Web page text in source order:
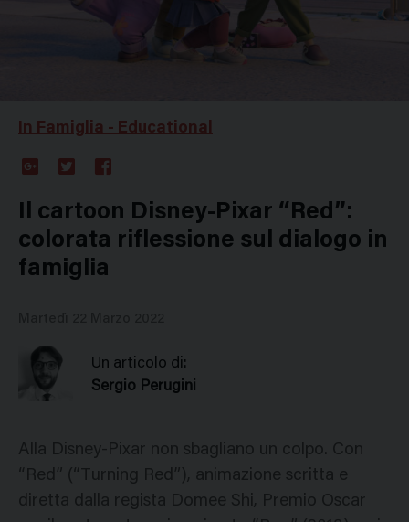
In Famiglia - Educational
Plus
Il cartoon Disney-Pixar “Red”:
colorata riflessione sul dialogo in
famiglia
Un articolo di:
Sergio Perugini
Alla Disney-Pixar non sbagliano un colpo. Con
“Red” (“Turning Red”), animazione scritta e
diretta dalla regista Domee Shi, Premio Oscar